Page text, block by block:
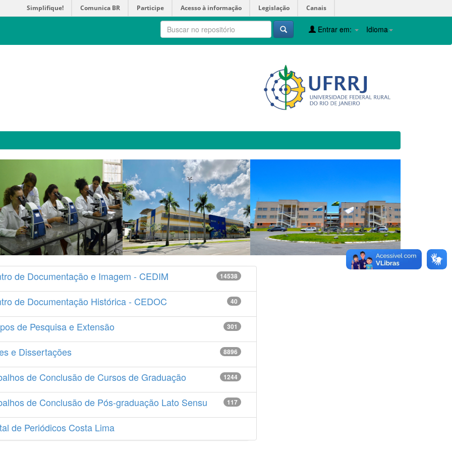
Simplifique! Comunica BR Participe Acesso à informação Legislação Canais
Idioma
Entrar em:
de Documentação e Imagem - CEDIM 14538
de Documentação Histórica - CEDOC 40
de Pesquisa e Extensão 301
e Dissertações 8896
de Conclusão de Cursos de Graduação 1244
de Conclusão de Pós-graduação Lato Sensu 117
de Periódicos Costa Lima